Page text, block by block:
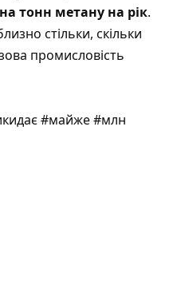
тонн метану на рік.
стільки, скільки
промисловість
#майже #млн